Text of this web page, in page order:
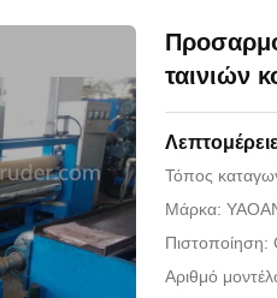
ταινιών
Τόπος
Μάρκα:
Πιστοποίηση:
Αριθμό